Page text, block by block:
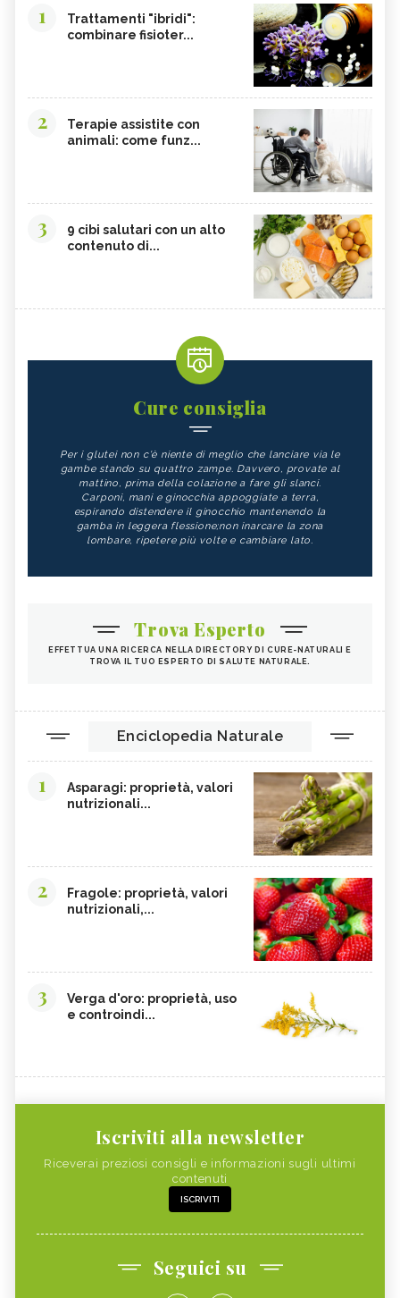
1
Trattamenti "ibridi":
combinare fisioter...
2
Terapie assistite con
animali: come funz...
3
9 cibi salutari con un alto
contenuto di...
Cure consiglia
Per i glutei non c'è niente di meglio che lanciare via le
gambe stando su quattro zampe. Davvero, provate al
mattino, prima della colazione a fare gli slanci.
Carponi, mani e ginocchia appoggiate a terra,
espirando distendere il ginocchio mantenendo la
gamba in leggera flessione;non inarcare la zona
lombare, ripetere più volte e cambiare lato.
Trova Esperto
EFFETTUA UNA RICERCA NELLA DIRECTORY DI CURE-NATURALI E
TROVA IL TUO ESPERTO DI SALUTE NATURALE.
Enciclopedia Naturale
1
Asparagi: proprietà, valori
nutrizionali...
2
Fragole: proprietà, valori
nutrizionali,...
3
Verga d'oro: proprietà, uso
e controindi...
Iscriviti alla newsletter
Riceverai preziosi consigli e informazioni sugli ultimi
contenuti
ISCRIVITI
Seguici su